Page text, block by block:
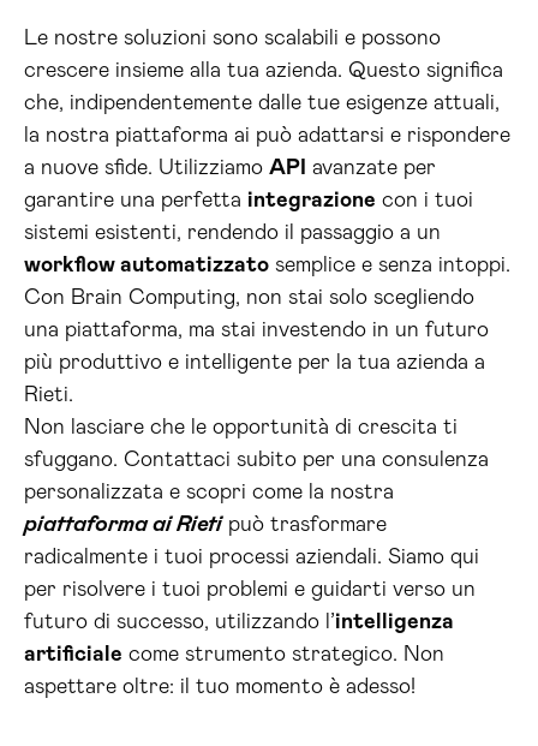
Le nostre soluzioni sono scalabili e possono
crescere insieme alla tua azienda. Questo significa
che, indipendentemente dalle tue esigenze attuali,
la nostra piattaforma ai può adattarsi e rispondere
a nuove sfide. Utilizziamo API avanzate per
garantire una perfetta integrazione con i tuoi
sistemi esistenti, rendendo il passaggio a un
workflow automatizzato semplice e senza intoppi.
Con Brain Computing, non stai solo scegliendo
una piattaforma, ma stai investendo in un futuro
più produttivo e intelligente per la tua azienda a
Rieti.
Non lasciare che le opportunità di crescita ti
sfuggano. Contattaci subito per una consulenza
personalizzata e scopri come la nostra
piattaforma ai Rietipuò trasformare
radicalmente i tuoi processi aziendali. Siamo qui
per risolvere i tuoi problemi e guidarti verso un
futuro di successo, utilizzando l’intelligenza
artificiale come strumento strategico. Non
aspettare oltre: il tuo momento è adesso!